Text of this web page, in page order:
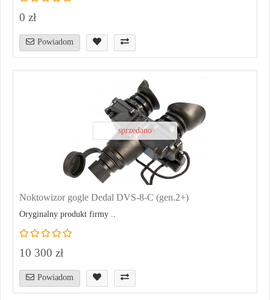
0 zł
Powiadom
sprzedano
Noktowizor gogle Dedal DVS-8-C (gen.2+)
Oryginalny produkt firmy ..
10 300 zł
Powiadom